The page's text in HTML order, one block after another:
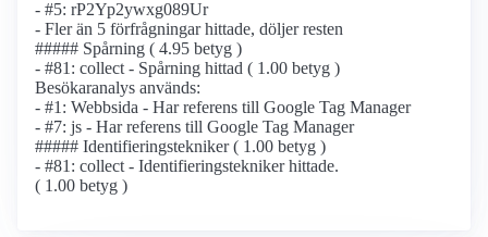
- #5: rP2Yp2ywxg089Ur
- Fler än 5 förfrågningar hittade, döljer resten
##### Spårning ( 4.95 betyg )
- #81: collect - Spårning hittad ( 1.00 betyg )
Besökaranalys används:
- #1: Webbsida - Har referens till Google Tag Manager
- #7: js - Har referens till Google Tag Manager
##### Identifierings­tekniker ( 1.00 betyg )
- #81: collect - Identifierings­tekniker hittade.
( 1.00 betyg )